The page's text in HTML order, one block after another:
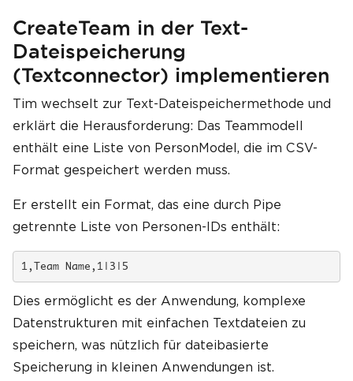
CreateTeam in der Text-
Dateispeicherung
(Textconnector) implementieren
Tim wechselt zur Text-Dateispeichermethode und
erklärt die Herausforderung: Das Teammodell
enthält eine Liste von PersonModel, die im CSV-
Format gespeichert werden muss.
Er erstellt ein Format, das eine durch Pipe
getrennte Liste von Personen-IDs enthält:
1,Team Name,1|3|5
Dies ermöglicht es der Anwendung, komplexe
Datenstrukturen mit einfachen Textdateien zu
speichern, was nützlich für dateibasierte
Speicherung in kleinen Anwendungen ist.